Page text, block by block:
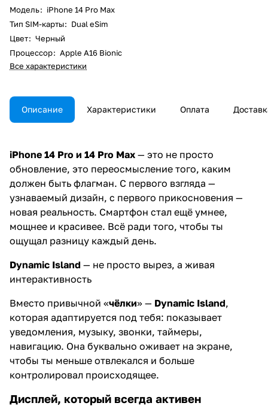
Модель: iPhone 14 Pro Max
Тип SIM-карты: Dual eSim
Цвет: Черный
Процессор: Apple A16 Bionic
Все характеристики
Описание Характеристики Оплата
iPhone 14 Pro и 14 Pro Max — это не просто
обновление, это переосмысление того, каким
должен быть флагман. С первого взгляда —
узнаваемый дизайн, с первого прикосновения —
новая реальность. Смартфон стал ещё умнее,
мощнее и красивее. Всё ради того, чтобы ты
ощущал разницу каждый день.
Dynamic Island — не просто вырез, а живая
интерактивность
Вместо привычной «чёлки» — Dynamic Island,
которая адаптируется под тебя: показывает
уведомления, музыку, звонки, таймеры,
навигацию. Она буквально оживает на экране,
чтобы ты меньше отвлекался и больше
контролировал происходящее.
Дисплей, который всегда активен